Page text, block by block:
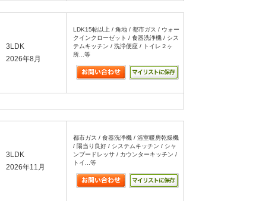
3LDK
2026年8月
LDK15帖以上 / 角地 / 都市ガス / ウォー
クインクローゼット / 食器洗浄機 / シス
テムキッチン / 洗浄便座 / トイレ２ヶ
所...等
3LDK
2026年11月
都市ガス / 食器洗浄機 / 浴室暖房乾燥機
/ 陽当り良好 / システムキッチン / シャ
ンプードレッサ / カウンターキッチン /
トイ...等